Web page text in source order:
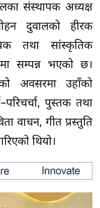
संस्थापक अध्यक्ष
दुवालको हीरक
तथा सांस्कृतिक
सम्पन्न भएको छ।
अवसरमा उहाँको
पुस्तक तथा
वाचन, गीत प्रस्तुति
थियो।